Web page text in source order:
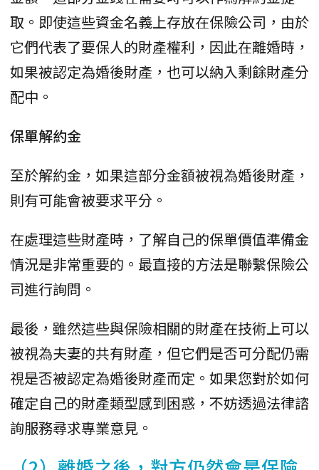
取。即使這些資金名義上存放在保險公司，由於
它們代表了要保人的財產權利，因此在離婚時，
如果被認定為婚後財產，也可以納入剩餘財產分
配中。
保單解約金
至於解約金，如果這部分金額被視為婚後財產，
則有可能會被要求平分。
在處理這些財產時，了解自己的保單價值準備金
情況是非常重要的。最直接的方法是聯繫保險公
司進行詢問。
最後，雖然這些與保險相關的財產在技術上可以
被視為夫妻的共有財產，但它們是否可分配仍需
視是否被認定為婚後財產而定。如果您對於如何
確定自己的財產類型感到困惑，不妨透過法律諮
詢服務尋求專業意見。